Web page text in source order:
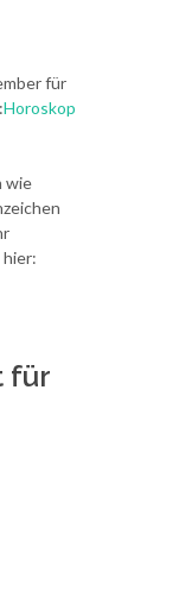
für
Horoskop
wie
für